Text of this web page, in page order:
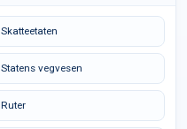
Skatteetaten
Statens vegvesen
Ruter